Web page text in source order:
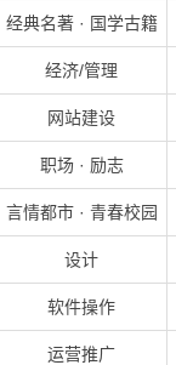
经典名著 · 国学古籍
经济/管理
网站建设
职场 · 励志
言情都市 · 青春校园
设计
软件操作
运营推广